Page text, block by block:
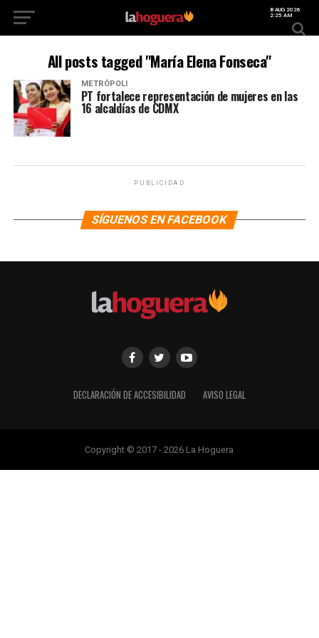
8 AUG 2026
2:25 AM
All posts tagged "María Elena Fonseca"
METRÓPOLI
PT fortalece representación de mujeres en las
16 alcaldías de CDMX
PUBLICIDAD
SÍGUENOS EN FACEBOOK
DECLARACIÓN DE ACCESIBILIDAD AVISO LEGAL
Copyright © 2017 - 2026 La Hoguera